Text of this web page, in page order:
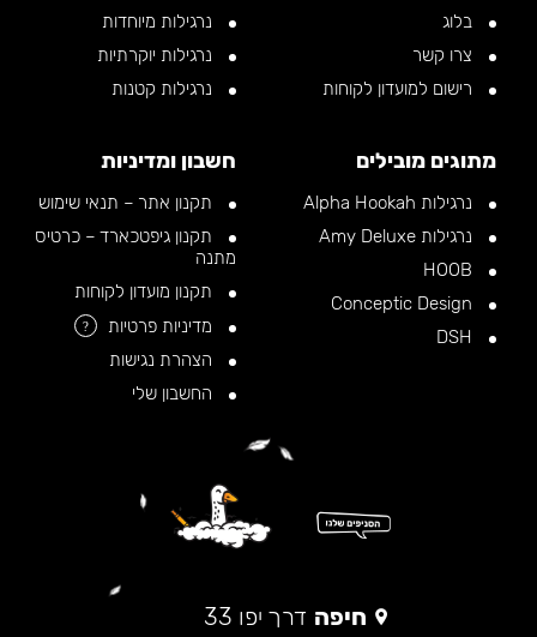
בלוג
צרו קשר
רישום למועדון לקוחות
נרגילות מיוחדות
נרגילות יוקרתיות
נרגילות קטנות
מתוגים מובילים
נרגילות Alpha Hookah
נרגילות Amy Deluxe
חשבון ומדיניות
תקנון אתר – תנאי שימוש
תקנון גיפטכארד – כרטיס
מתנה
תקנון מועדון לקוחות
מדיניות פרטיות
?
הצהרת נגישות
החשבון שלי
חיפה דרך יפו 33